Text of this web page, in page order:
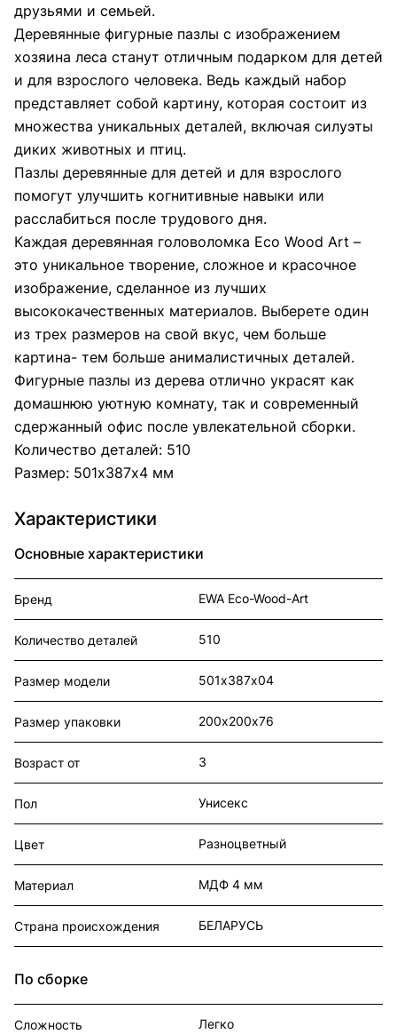
друзьями и семьей.
Деревянные фигурные пазлы с изображением
хозяина леса станут отличным подарком для детей
и для взрослого человека. Ведь каждый набор
представляет собой картину, которая состоит из
множества уникальных деталей, включая силуэты
диких животных и птиц.
Пазлы деревянные для детей и для взрослого
помогут улучшить когнитивные навыки или
расслабиться после трудового дня.
Каждая деревянная головоломка Eco Wood Art –
это уникальное творение, сложное и красочное
изображение, сделанное из лучших
высококачественных материалов. Выберете один
из трех размеров на свой вкус, чем больше
картина- тем больше анималистичных деталей.
Фигурные пазлы из дерева отлично украсят как
домашнюю уютную комнату, так и современный
сдержанный офис после увлекательной сборки.
Количество деталей: 510
Размер: 501х387х4 мм
Характеристики
Основные характеристики
Бренд EWA Eco-Wood-Art
Количество деталей 510
Размер модели 501х387х04
Размер упаковки 200х200х76
Возраст от 3
Пол Унисекс
Цвет Разноцветный
Материал МДФ 4 мм
Страна происхождения БЕЛАРУСЬ
По сборке
Сложность Легко